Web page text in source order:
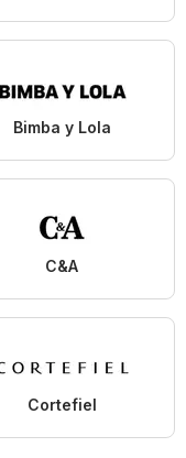
Bimba y Lola
C&A
Cortefiel